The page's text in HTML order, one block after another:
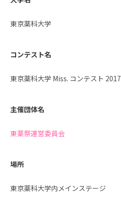
東京薬科大学
コンテスト名
東京薬科大学 Miss. コンテスト 2017
主催団体名
東薬祭運営委員会
場所
東京薬科大学内メインステージ